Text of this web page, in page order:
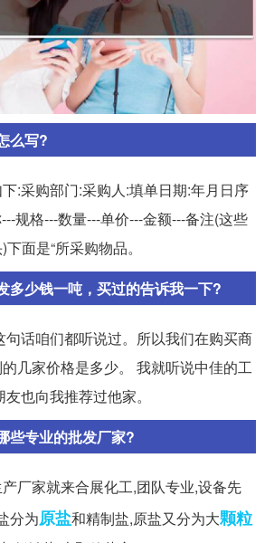
么写?
:采购部门:采购人:填单日期:年月日序
规格---数量---单价---金额---备注(这些
面是“所采购物品。
多少钱一吨，买过的告诉我一下?
句话咱们都听说过。所以我们在购买商
几家价格是多少。 我就听说中佳的工
也向我推荐过他家。
些专业的批发厂家?
厂家就来合展化工,团队专业,设备先
分为原盐和精制盐,原盐又分为大颗粒